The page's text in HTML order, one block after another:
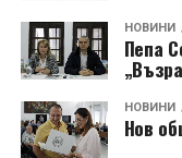
НОВИНИ
Пепа
НОВИНИ
Нов